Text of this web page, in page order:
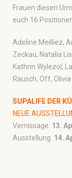
Frauen diesen
euch 16
Adeline Meilliez,
Zeckau, Natalia
Kathrin Wylezol,
Rausch, Off,
SUPALIFE DER
NEUE
Vernissage: 13.
Ausstellung: 14.